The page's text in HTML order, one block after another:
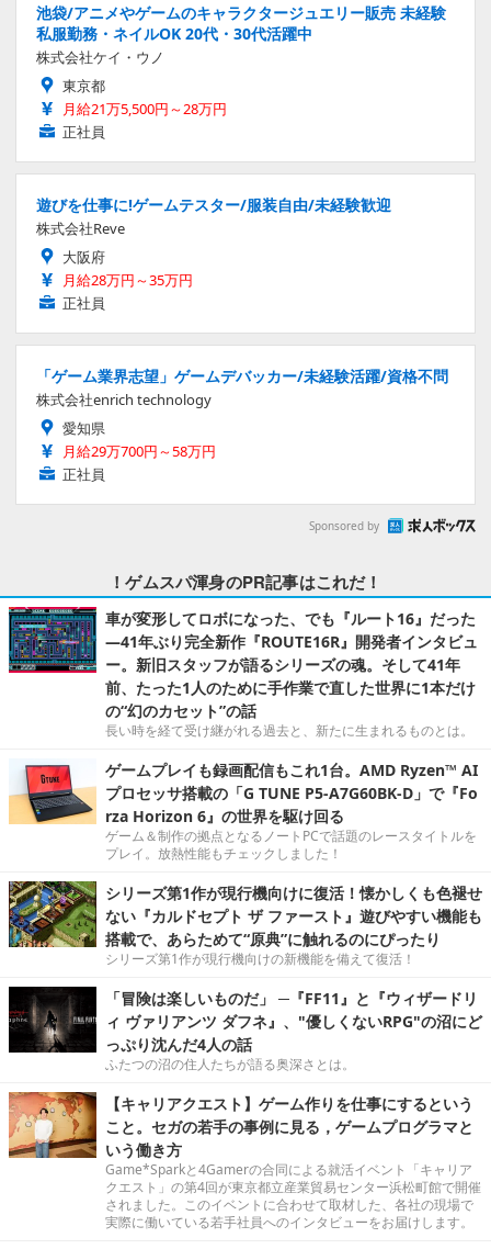
池袋/アニメやゲームのキャラクタージュエリー販売 未経験
私服勤務・ネイルOK 20代・30代活躍中
株式会社ケイ・ウノ
東京都
月給21万5,500円～28万円
正社員
遊びを仕事に!ゲームテスター/服装自由/未経験歓迎
株式会社Reve
大阪府
月給28万円～35万円
正社員
「ゲーム業界志望」ゲームデバッカー/未経験活躍/資格不問
株式会社enrich technology
愛知県
月給29万700円～58万円
正社員
Sponsored by
！ゲムスパ渾身のPR記事はこれだ！
車が変形してロボになった、でも『ルート16』だった
―41年ぶり完全新作『ROUTE16R』開発者インタビュ
ー。新旧スタッフが語るシリーズの魂。そして41年
前、たった1人のために手作業で直した世界に1本だけ
の“幻のカセット”の話
長い時を経て受け継がれる過去と、新たに生まれるものとは。
ゲームプレイも録画配信もこれ1台。AMD Ryzen™ AI
プロセッサ搭載の「G TUNE P5-A7G60BK-D」で『Fo
rza Horizon 6』の世界を駆け回る
ゲーム＆制作の拠点となるノートPCで話題のレースタイトルを
プレイ。放熱性能もチェックしました！
シリーズ第1作が現行機向けに復活！懐かしくも色褪せ
ない『カルドセプト ザ ファースト』遊びやすい機能も
搭載で、あらためて“原典”に触れるのにぴったり
シリーズ第1作が現行機向けの新機能を備えて復活！
「冒険は楽しいものだ」 ─『FF11』と『ウィザードリ
ィ ヴァリアンツ ダフネ』、"優しくないRPG"の沼にど
っぷり沈んだ4人の話
ふたつの沼の住人たちが語る奥深さとは。
【キャリアクエスト】ゲーム作りを仕事にするという
こと。セガの若手の事例に見る，ゲームプログラマと
いう働き方
Game*Sparkと4Gamerの合同による就活イベント「キャリア
クエスト」の第4回が東京都立産業貿易センター浜松町館で開催
されました。このイベントに合わせて取材した、各社の現場で
実際に働いている若手社員へのインタビューをお届けします。